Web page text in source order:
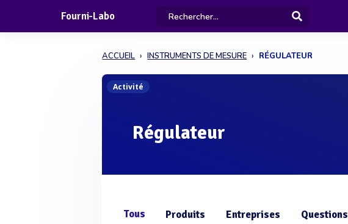
Fourni-Labo
ACCUEIL INSTRUMENTS DE MESURE RÉGULATEUR
Activité
Régulateur
Tous Produits Entreprises Questions